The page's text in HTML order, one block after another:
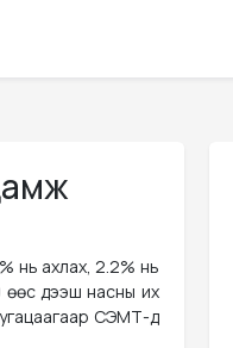
нь ахлах, 2.2% нь
өөс дээш насны их
СЭМТ-д